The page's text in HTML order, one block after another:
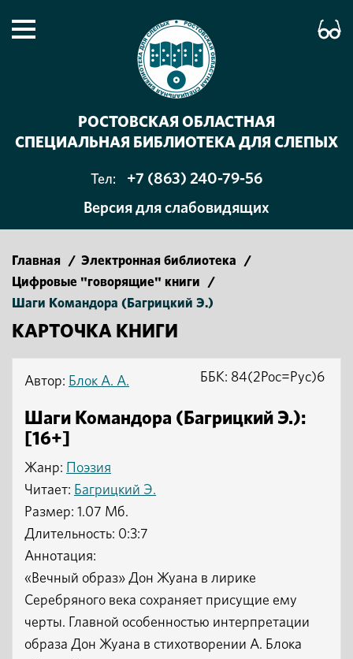
РОСТОВСКАЯ ОБЛАСТНАЯ
СПЕЦИАЛЬНАЯ БИБЛИОТЕКА ДЛЯ СЛЕПЫХ
Тел:
+7 (863) 240-79-56
Версия для слабовидящих
Главная / Электронная библиотека
/
Цифровые "говорящие" книги
/
Шаги Командора (Багрицкий Э.)
КАРТОЧКА КНИГИ
Автор: Блок А. А.
Шаги Командора (Багрицкий Э.):
[16+]
Жанр: Поэзия
Читает: Багрицкий Э.
ББК: 84(2Рос=Рус)6
Размер: 1.07 Мб.
Длительность: 0:3:7
Аннотация:
«Вечный образ» Дон Жуана в лирике
Серебряного века сохраняет присущие ему
черты. Главной особенностью интерпретации
образа Дон Жуана в стихотворении А. Блока